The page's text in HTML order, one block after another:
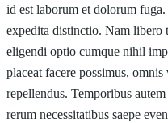
id est laborum et dolorum
expedita distinctio. Nam libero
eligendi optio cumque nihil
placeat facere possimus,
repellendus. Temporibus
rerum necessitatibus saepe